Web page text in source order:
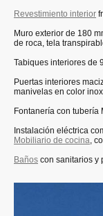
Revestimiento interior
Muro exterior de 180
de roca, tela
Tabiques interiores de
Puertas interiores
manivelas en color inox.
Fontanería con tubería
Instalación eléctrica
Mobiliario de cocina ,
Baños con sanitarios y